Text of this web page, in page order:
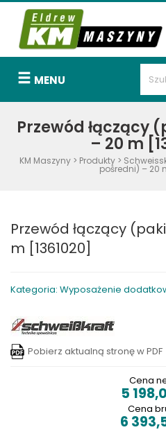
MENU
Przewód łączący
– 20 m
KM Maszyny> Produkty>
pośredni) – 20
Przewód łączący
m [1361020]
Kategoria: Wyposażenie
Pobierz aktualną stronę w PDF
Cena
5
Cena
6